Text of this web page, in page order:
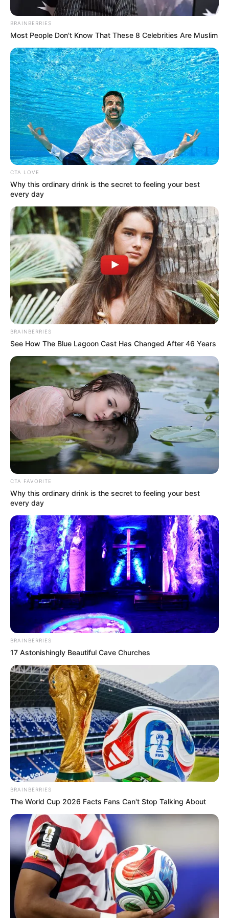
Suministrada por DETOL
Traficantes de Drogas Capturados en el Tolima
Por:Samuel Barreto Bonilla
Febrero 8, 2020
COMPARTIR
UNIRSE AL CANAL DE WHATSAPP
Luego de ser sorprendidos en flagranciatransportando
más de 30 kilos de base de coca camuflados en el
tanque, silla y neumáticos
vías del sur del Departamento del Tolima,las autoridades
decidieron enviar a prisión a estas personas señaladas
de estar involucradas en prácticas de narcotráfico.
De su interés:Los apartamenteros se metieron y
desocuparon dos casas en Ibagué
Los capturados fueron identificados comoLuis David
Mesa Nisperuza y Mayro Andrés Fernández Polo, de 19
y 24 años de edad, quienes fueron presentados ante el
Juzgado 2° Penal Municipal con funciones de control de
garantías de Saldaña,donde la Fiscalía logró la legalidad
de la captura en flagrancia de estos sujetos.
Por su parte, la detención fue adelantada por personal del
departamento de Policía Tolima, quienes desde sus
seccional de Tránsito y Transporte se encontraban
adelantando un punto de control en la vía Castilla hacia
Girardot (Cundinamarca) km 6 + 200 metros, luego que
un informante les manifestara a las autoridades que
había varias personas sospechosas a bordo de
motocicletas en ese punto.
Leer también:Por querer meter marihuana a la
permanente capturaron a una mujer en Ibagué
Fue entonces cuando las autoridades como informó la
DETOL “activan un operativo con el fin de identificar a la
personas y saber sobre la actividad que estarían
realizando, donde al momento de llegar al lugar, se logra
determinar que son dos jóvenes de 19 y 24 años naturales
del departamento de Córdoba, quienes al momento se
movilizaban en dos motocicletas de mediano cilindraje de
BRAINBERRIES
Most People Don't Know That These 8 Celebrities Are Muslim
CTA LOVE
Why this ordinary drink is the secret to feeling your best
every day
BRAINBERRIES
See How The Blue Lagoon Cast Has Changed After 46 Years
CTA FAVORITE
Why this ordinary drink is the secret to feeling your best
every day
BRAINBERRIES
17 Astonishingly Beautiful Cave Churches
BRAINBERRIES
The World Cup 2026 Facts Fans Can't Stop Talking About